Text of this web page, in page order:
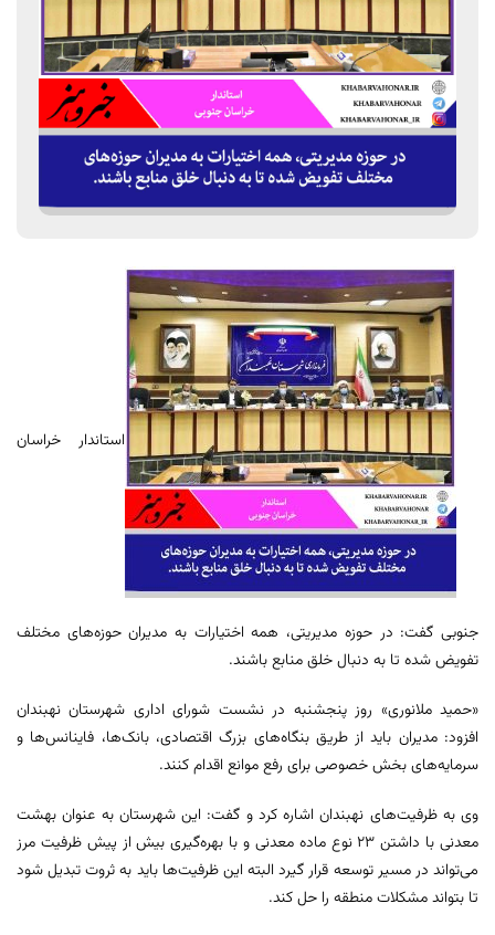
استاندار خراسان
جنوبی گفت: در حوزه مدیریتی، همه اختیارات به مدیران حوزه‌های مختلف
تفویض شده تا به دنبال خلق منابع باشند.
«حمید ملانوری» روز پنجشنبه در نشست شورای اداری شهرستان نهبندان
افزود: مدیران باید از طریق بنگاه‌های بزرگ اقتصادی، بانک‌ها، فاینانس‌ها و
سرمایه‌های بخش خصوصی برای رفع موانع اقدام کنند.
وی به ظرفیت‌های نهبندان اشاره کرد و گفت: این شهرستان به عنوان بهشت
معدنی با داشتن ۲۳ نوع ماده معدنی و با بهره‌گیری بیش از پیش ظرفیت مرز
می‌تواند در مسیر توسعه قرار گیرد البته این ظرفیت‌ها باید به ثروت تبدیل شود
تا بتواند مشکلات منطقه را حل کند.